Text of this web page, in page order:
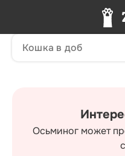
Осьминог может